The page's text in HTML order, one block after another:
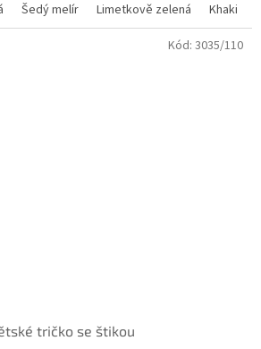
Šedý melír Limetkově zelená Khaki
tričko se štikou
Kód: 3035/110